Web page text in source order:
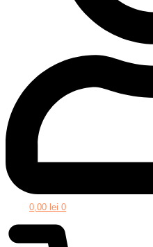
0,00 lei 0